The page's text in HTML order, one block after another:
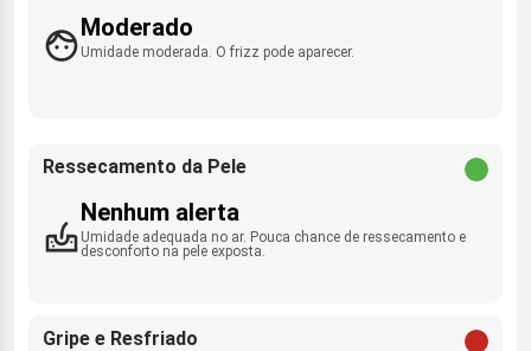
Moderado
Umidade moderada. O frizz pode aparecer.
Ressecamento da Pele
Nenhum alerta
Umidade adequada no ar. Pouca chance de ressecamento e
desconforto na pele exposta.
Gripe e Resfriado